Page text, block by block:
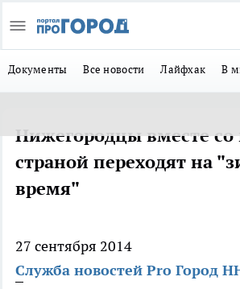
Документы Все новости Лайфхак В
Нижегородцы вместе со
страной переходят на
время"
27 сентября 2014
Служба новостей Pro Город